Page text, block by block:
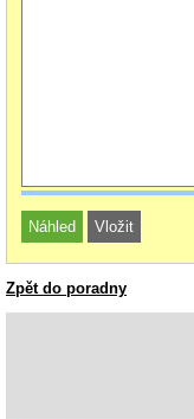
Zpět do poradny